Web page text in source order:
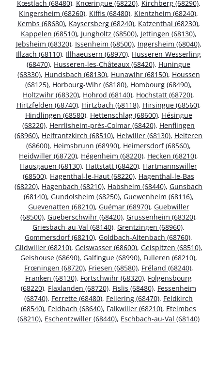
Kœstlach (68480), Knœringue (68220), Kirchberg (68290),
Kingersheim (68260), Kiffis (68480), Kientzheim (68240),
Kembs (68680), Kaysersberg (68240), Katzenthal (68230),
Kappelen (68510), Jungholtz (68500), Jettingen (68130),
Jebsheim (68320), Issenheim (68500), Ingersheim (68040),
Illzach (68110), Illhaeusern (68970), Husseren-Wesserling
(68470), Husseren-les-Châteaux (68420), Huningue
(68330), Hundsbach (68130), Hunawihr (68150), Houssen
(68125), Horbourg-Wihr (68180), Hombourg (68490),
Holtzwihr (68320), Hohrod (68140), Hochstatt (68720),
Hirtzfelden (68740), Hirtzbach (68118), Hirsingue (68560),
Hindlingen (68580), Hettenschlag (68600), Hésingue
(68220), Herrlisheim-près-Colmar (68420), Henflingen
(68960), Helfrantzkirch (68510), Heiwiller (68130), Heiteren
(68600), Heimsbrunn (68990), Heimersdorf (68560),
Heidwiller (68720), Hégenheim (68220), Hecken (68210),
Hausgauen (68130), Hattstatt (68420), Hartmannswiller
(68500), Hagenthal-le-Haut (68220), Hagenthal-le-Bas
(68220), Hagenbach (68210), Habsheim (68440), Gunsbach
(68140), Gundolsheim (68250), Guewenheim (68116),
Guevenatten (68210), Guémar (68970), Guebwiller
(68500), Gueberschwihr (68420), Grussenheim (68320),
Griesbach-au-Val (68140), Grentzingen (68960),
Gommersdorf (68210), Goldbach-Altenbach (68760),
Gildwiller (68210), Geiswasser (68600), Geispitzen (68510),
Geishouse (68690), Galfingue (68990), Fulleren (68210),
Frœningen (68720), Friesen (68580), Fréland (68240),
Franken (68130), Fortschwihr (68320), Folgensbourg
(68220), Flaxlanden (68720), Fislis (68480), Fessenheim
(68740), Ferrette (68480), Fellering (68470), Feldkirch
(68540), Feldbach (68640), Falkwiller (68210), Eteimbes
(68210), Eschentzwiller (68440), Eschbach-au-Val (68140)